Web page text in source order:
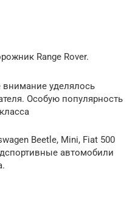
Range Rover.
уделялось
Особую популярность
Beetle, Mini, Fiat 500
автомобили